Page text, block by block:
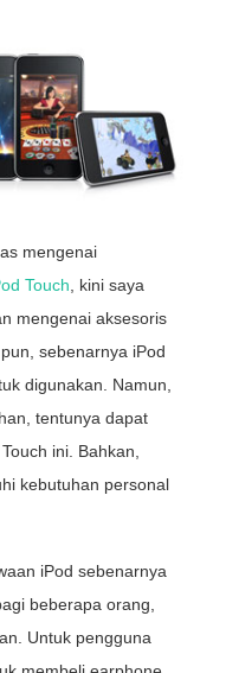
mengenai
Touch , kini saya
mengenai aksesoris
sebenarnya iPod
digunakan. Namun,
tentunya dapat
ini. Bahkan,
kebutuhan personal
iPod sebenarnya
beberapa orang,
Untuk pengguna